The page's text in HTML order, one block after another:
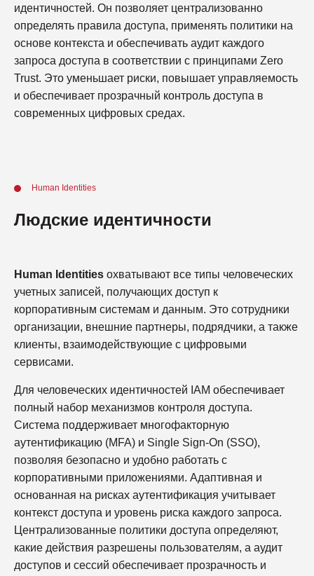
идентичностей. Он позволяет централизованно
определять правила доступа, применять политики на
основе контекста и обеспечивать аудит каждого
запроса доступа в соответствии с принципами Zero
Trust. Это уменьшает риски, повышает управляемость
и обеспечивает прозрачный контроль доступа в
современных цифровых средах.
Human Identities
Людские идентичности
Human Identities охватывают все типы человеческих
учетных записей, получающих доступ к
корпоративным системам и данным. Это сотрудники
организации, внешние партнеры, подрядчики, а также
клиенты, взаимодействующие с цифровыми
сервисами.
Для человеческих идентичностей IAM обеспечивает
полный набор механизмов контроля доступа.
Система поддерживает многофакторную
аутентификацию (MFA) и Single Sign-On (SSO),
позволяя безопасно и удобно работать с
корпоративными приложениями. Адаптивная и
основанная на рисках аутентификация учитывает
контекст доступа и уровень риска каждого запроса.
Централизованные политики доступа определяют,
какие действия разрешены пользователям, а аудит
доступов и сессий обеспечивает прозрачность и